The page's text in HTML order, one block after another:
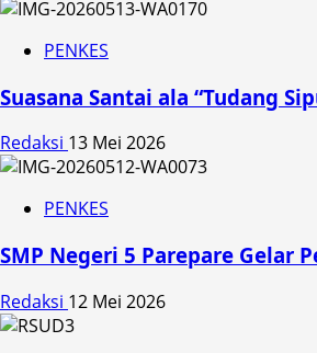
PENKES
Suasana Santai ala “Tudang
Redaksi 13 Mei 2026
PENKES
SMP Negeri 5 Parepare Gelar
Redaksi 12 Mei 2026